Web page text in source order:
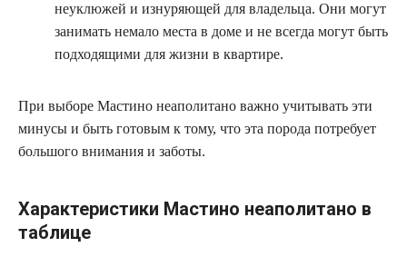
неуклюжей и изнуряющей для владельца. Они могут
занимать немало места в доме и не всегда могут быть
подходящими для жизни в квартире.
При выборе Мастино неаполитано важно учитывать эти
минусы и быть готовым к тому, что эта порода потребует
большого внимания и заботы.
Характеристики Мастино неаполитано в
таблице